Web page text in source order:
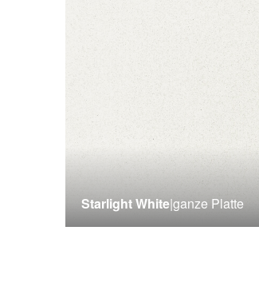
Starlight White|ganze Platte